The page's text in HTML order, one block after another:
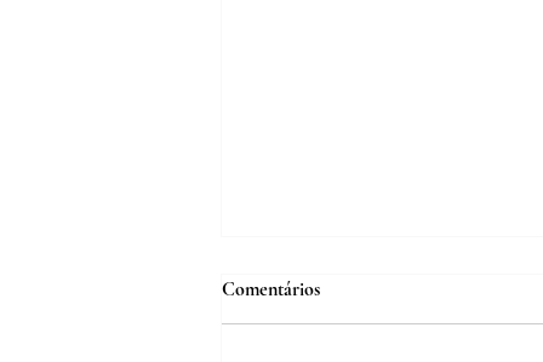
Comentários